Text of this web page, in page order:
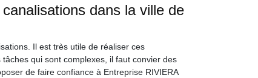
dans la ville de
Il est très utile de réaliser ces
qui sont complexes, il faut convier des
de faire confiance à Entreprise RIVIERA